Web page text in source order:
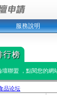
服務說明
聯盟 ，點閱您的網
品论坛